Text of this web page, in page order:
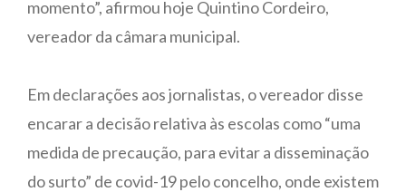
momento”, afirmou hoje Quintino Cordeiro,
vereador da câmara municipal.
Em declarações aos jornalistas, o vereador disse
encarar a decisão relativa às escolas como “uma
medida de precaução, para evitar a disseminação
do surto” de covid-19 pelo concelho, onde existem